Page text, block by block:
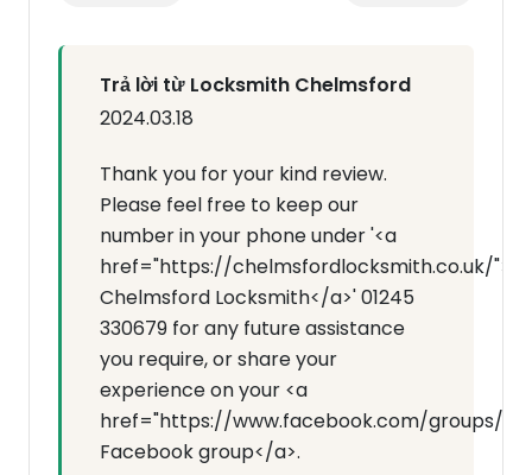
Trả lời từ Locksmith Chelmsford
2024.03.18
Thank you for your kind review.
Please feel free to keep our
number in your phone under '<a
href="https://chelmsfordlocksmith.co.uk/">
Chelmsford Locksmith</a>' 01245
330679 for any future assistance
you require, or share your
experience on your <a
href="https://www.facebook.com/groups/
Facebook group</a>.